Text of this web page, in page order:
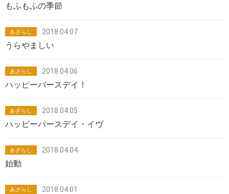
もふもふの季節
あざらし 2018.04.07
うらやましい
あざらし 2018.04.06
ハッピーバースデイ！
あざらし 2018.04.05
ハッピーバースデイ・イヴ
あざらし 2018.04.04
始動
あざらし 2018.04.01